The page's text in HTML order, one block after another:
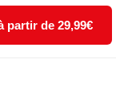
partir de 29,99€